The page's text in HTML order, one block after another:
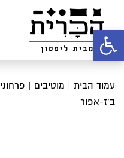
פתח סרגל נגישות
עמוד הבית | מוטיבים | פרחוני
ב’ז-אפור